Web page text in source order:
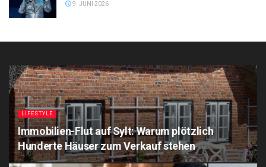
9. JUNI 2026
LIFESTYLE
Immobilien-Flut auf Sylt: Warum plötzlich
Hunderte Häuser zum Verkauf stehen